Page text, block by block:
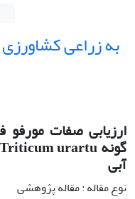
به زراعی کشاورزی
ارزیابی صفات
آبی
نوع مقاله : مقاله پژوهشی